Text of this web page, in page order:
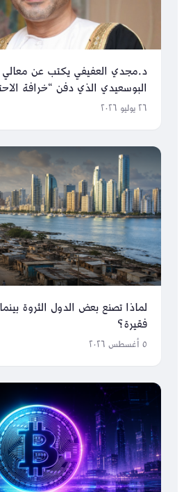
د.مجدي العفيفي يكتب عن معالي
البوسعيدي الذي دفن “خرافة
والغربية
٢٦ يوليو ٢٠٢٦
لماذا تصنع بعض الدول الثروة
فقيرة؟
٥ أغسطس ٢٠٢٦